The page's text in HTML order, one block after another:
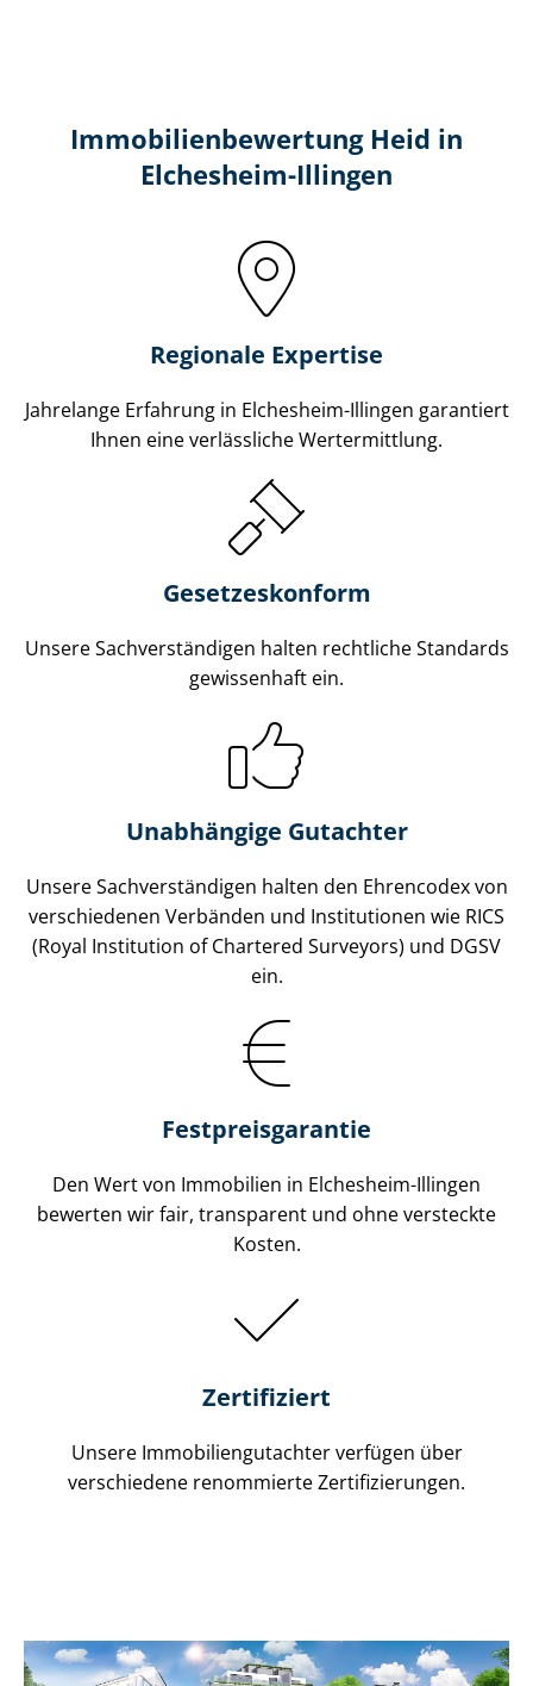
Immobilien­bewertung Heid in
Elchesheim-Illingen
Regionale Expertise
Jahrelange Erfahrung in Elchesheim-Illingen garantiert
Ihnen eine verlässliche Wertermittlung.
Gesetzes­konform
Unsere Sach­ver­stän­di­gen halten rechtliche Standards
gewissenhaft ein.
Unabhängige Gutachter
Unsere Sach­ver­stän­di­gen halten den Ehrencodex von
verschiedenen Verbänden und Institutionen wie RICS
(Royal Institution of Chartered Surveyors) und DGSV
ein.
Festpreis​garantie
Den Wert von Immobilien in Elchesheim-Illingen
bewerten wir fair, transparent und ohne versteckte
Kosten.
Zertifiziert
Unsere Immobilien­gutachter verfügen über
verschiedene renommierte Zer­ti­fi­zie­run­gen.